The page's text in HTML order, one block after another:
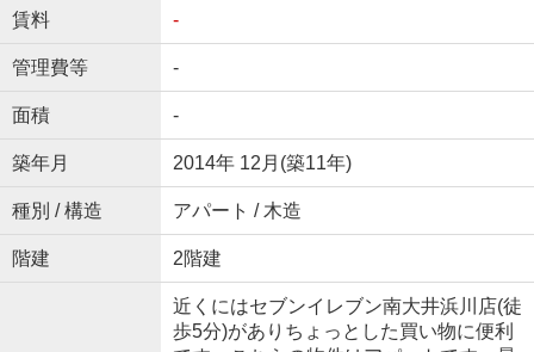
賃料 -
管理費等 -
面積 -
築年月 2014年 12月(築11年)
種別 / 構造 アパート / 木造
階建 2階建
近くにはセブンイレブン南大井浜川店(徒
歩5分)がありちょっとした買い物に便利